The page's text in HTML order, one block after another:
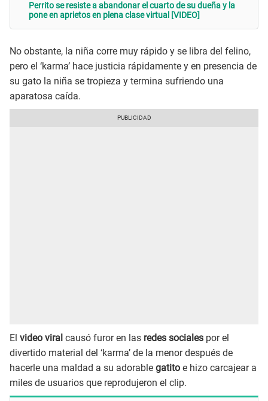
Perrito se resiste a abandonar el cuarto de su dueña y la
pone en aprietos en plena clase virtual [VIDEO]
No obstante, la niña corre muy rápido y se libra del felino,
pero el ‘karma’ hace justicia rápidamente y en presencia de
su gato la niña se tropieza y termina sufriendo una
aparatosa caída.
El video viral causó furor en las redes sociales por el
divertido material del ‘karma’ de la menor después de
hacerle una maldad a su adorable gatito e hizo carcajear a
miles de usuarios que reprodujeron el clip.